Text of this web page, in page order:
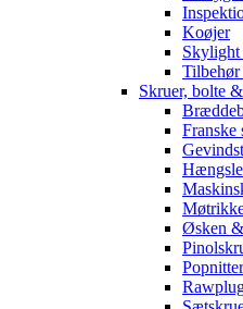
Koøjer
Skylight
Skruer, bolte
Franske
Øsken
Popnitter